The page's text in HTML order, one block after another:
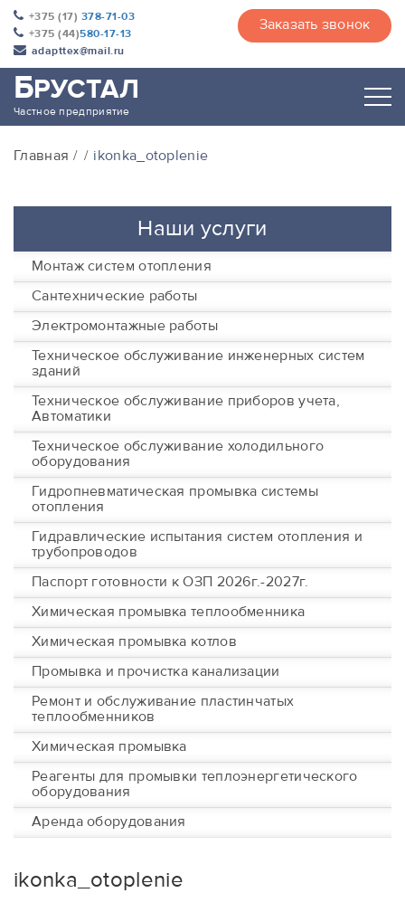
+375 (17) 378-71-03
+375 (44)580-17-13
adapttex@mail.ru
Заказать звонок
БРУСТАЛ
Частное предприятие
Главная ikonka_otoplenie
Наши услуги
Монтаж систем отопления
Сантехнические работы
Электромонтажные работы
Техническое обслуживание инженерных систем
зданий
Техническое обслуживание приборов учета,
Автоматики
Техническое обслуживание холодильного
оборудования
Гидропневматическая промывка системы
отопления
Гидравлические испытания систем отопления и
трубопроводов
Паспорт готовности к ОЗП 2026г.-2027г.
Химическая промывка теплообменника
Химическая промывка котлов
Промывка и прочистка канализации
Ремонт и обслуживание пластинчатых
теплообменников
Химическая промывка
Реагенты для промывки теплоэнергетического
оборудования
Аренда оборудования
ikonka_otoplenie